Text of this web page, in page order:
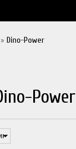
» Dino-Power
Power